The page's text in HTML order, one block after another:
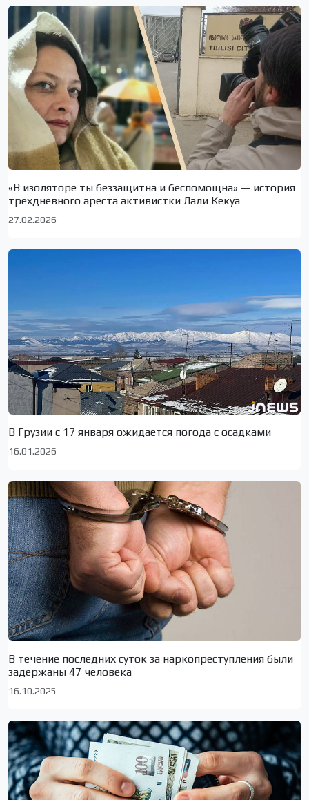
«В изоляторе ты беззащитна и беспомощна» — история
трехдневного ареста активистки Лали Кекуа
27.02.2026
В Грузии с 17 января ожидается погода с осадками
16.01.2026
В течение последних суток за наркопреступления были
задержаны 47 человека
16.10.2025